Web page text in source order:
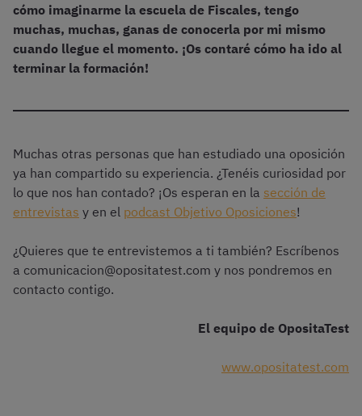
cómo imaginarme la escuela de Fiscales, tengo
muchas, muchas, ganas de conocerla por mi mismo
cuando llegue el momento. ¡Os contaré cómo ha ido al
terminar la formación!
Muchas otras personas que han estudiado una oposición
ya han compartido su experiencia. ¿Tenéis curiosidad por
lo que nos han contado? ¡Os esperan en la sección de
entrevistas y en el podcast Objetivo Oposiciones!
¿Quieres que te entrevistemos a ti también? Escríbenos
a comunicacion@opositatest.com y nos pondremos en
contacto contigo.
El equipo de OpositaTest
www.opositatest.com